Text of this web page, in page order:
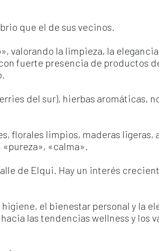
que el de sus vecinos.
valorando la limpieza, la
fuerte presencia de productos
del sur), hierbas aromáticas,
florales limpios, maderas ligeras,
«calma».
de Elqui. Hay un interés
el bienestar personal y la
las tendencias wellness y los